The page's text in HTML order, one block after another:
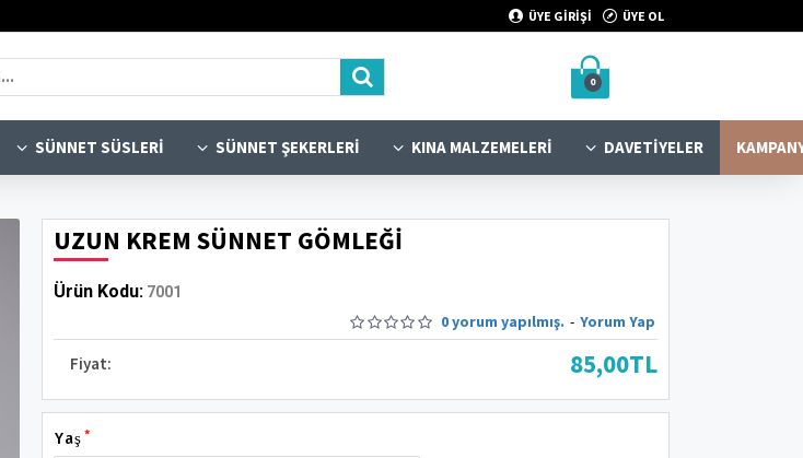
ÜYE GİRİŞİ ÜYE OL
0
SÜNNET SÜSLERI SÜNNET ŞEKERLERI KINA MALZEMELERI DAVETIYELER
UZUN KREM SÜNNET GÖMLEĞI
Ürün Kodu: 7001
0 yorum yapılmış. - Yorum Yap
Fiyat: 85,00TL
Yaş